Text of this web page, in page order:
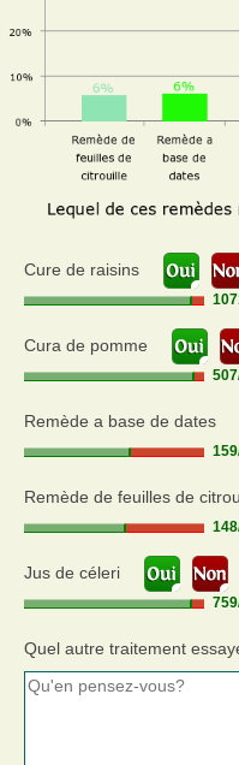
Cure de raisins
Cura de pomme
507
Remède a base de dates
159
Remède de feuilles de
148
Jus de céleri
759
Quel autre traitement